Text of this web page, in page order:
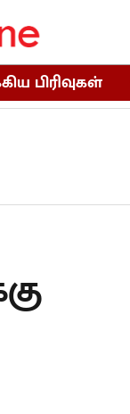
பிரிவுகள்